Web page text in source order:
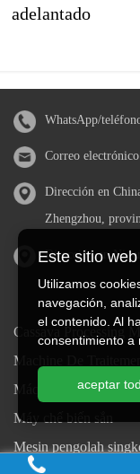
adelantado
WhatsApp/
Correo
Dirección en
Zhengzhou,
Dirección en
Cassava Processing
Machine De
Máquina de
Máy chế biến sắn
Mesin pengolah
Este sitio
Utilizamos
navegación,
el contenido. Al
consentimiento a
aceptar